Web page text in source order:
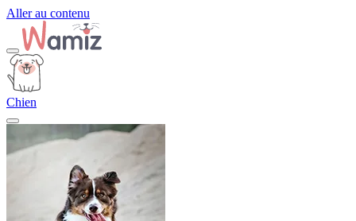
Aller au contenu
Chien